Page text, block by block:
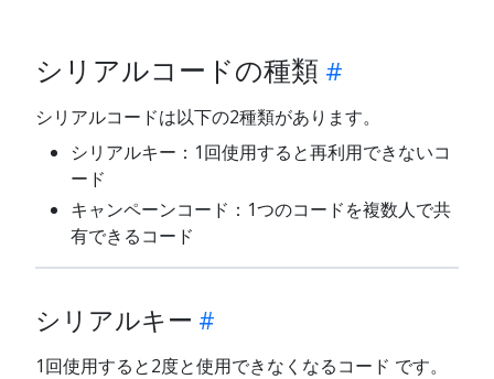
シリアルコードの種類
シリアルコードは以下の2種類があります。
シリアルキー：1回使用すると再利用できないコ
ード
キャンペーンコード：1つのコードを複数人で共
有できるコード
シリアルキー
1回使用すると2度と使用できなくなるコード です。